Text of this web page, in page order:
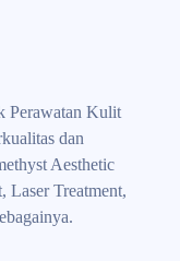
Perawatan Kulit
dan
Aesthetic
Treatment,